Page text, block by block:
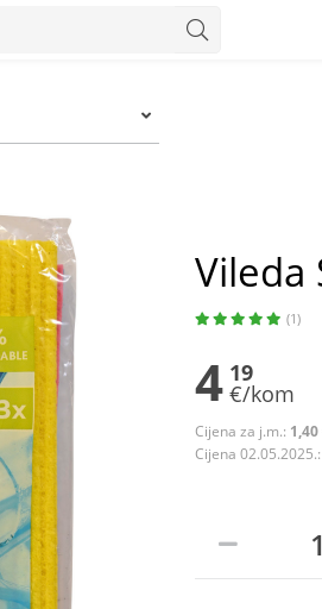
Vileda
(1)
4 19
€/kom
Cijena za j.m.:
Cijena 02.05.2025.: